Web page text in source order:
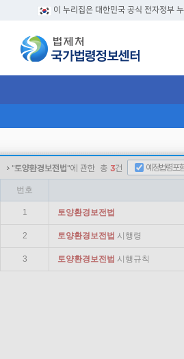
이 누리집은 대한민국 공식 전자정부
"토양환경보전법"에 관한 총 3건 예정법령포
번호
1 토양환경보전법
2 토양환경보전법 시행령
3 토양환경보전법 시행규칙